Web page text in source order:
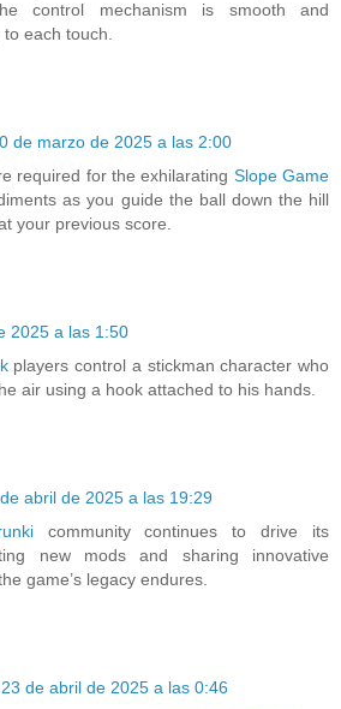
control mechanism is smooth and
each touch.
de marzo de 2025 a las 2:00
required for the exhilarating Slope Game
as you guide the ball down the hill
your previous score.
2025 a las 1:50
players control a stickman character who
air using a hook attached to his hands.
abril de 2025 a las 19:29
community continues to drive its
new mods and sharing innovative
game’s legacy endures.
23 de abril de 2025 a las 0:46